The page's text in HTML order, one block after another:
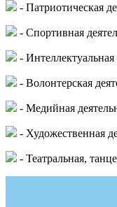
- Патриотическая
- Спортивная
- Интеллектуальная
- Волонтерская
- Медийная
- Художественная
- Театральная,